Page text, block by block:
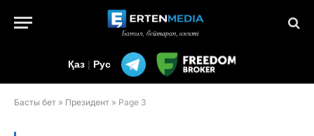
Қаз | Рус
Басты бет » Президент » Page 3